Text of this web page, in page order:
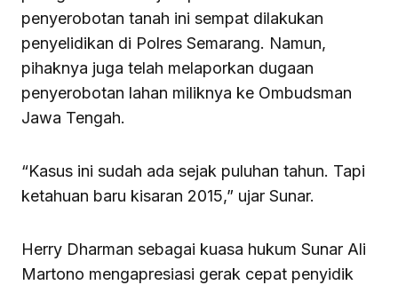
penyerobotan tanah ini sempat dilakukan
penyelidikan di Polres Semarang. Namun,
pihaknya juga telah melaporkan dugaan
penyerobotan lahan miliknya ke Ombudsman
Jawa Tengah.
“Kasus ini sudah ada sejak puluhan tahun. Tapi
ketahuan baru kisaran 2015,” ujar Sunar.
Herry Dharman sebagai kuasa hukum Sunar Ali
Martono mengapresiasi gerak cepat penyidik